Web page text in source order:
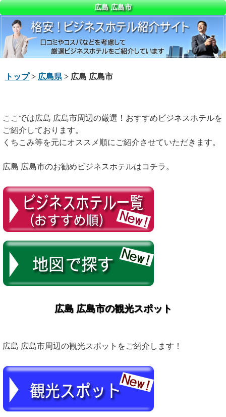
広島 広島市
トップ> 広島県 > 広島 広島市
ここでは広島 広島市周辺の厳選！おすすめビジネスホテルを
ご紹介しております。
くちこみ等を元にオススメ順にご紹介させていただきます。
広島 広島市のお勧めビジネスホテルはコチラ。
広島 広島市の観光スポット
広島 広島市周辺の観光スポットをご紹介します！